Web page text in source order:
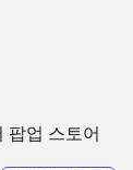
팝업 스토어